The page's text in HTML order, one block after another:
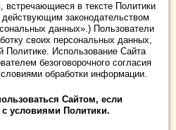
встречающиеся в тексте Политики
действующим законодательством
данных».) Пользователи
своих персональных данных,
Политике. Использование Сайта
безоговорочного согласия
обработки информации.
Сайтом, если
с условиями Политики.